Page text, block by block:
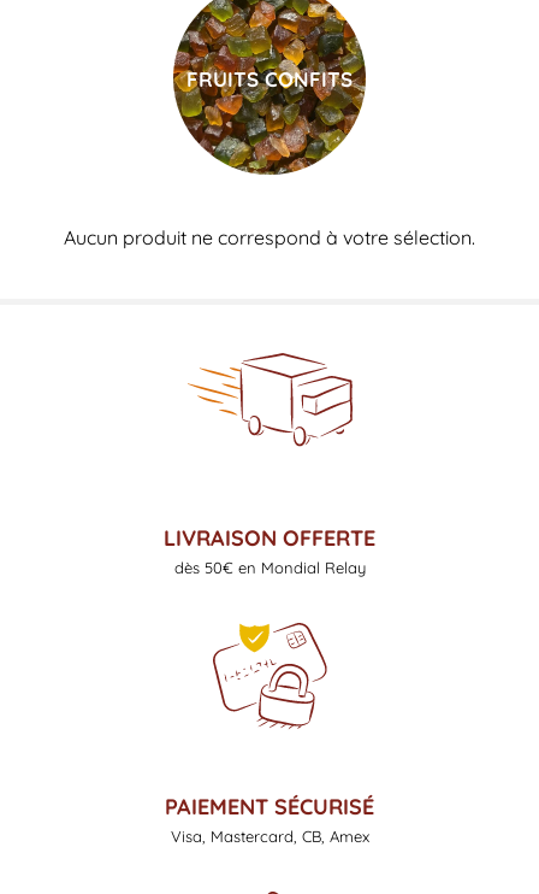
FRUITS CONFITS
Aucun produit ne correspond à votre sélection.
LIVRAISON OFFERTE
dès 50€ en Mondial Relay
PAIEMENT SÉCURISÉ
Visa, Mastercard, CB, Amex